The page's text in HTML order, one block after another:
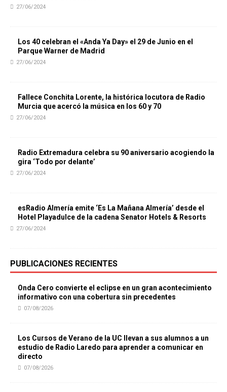
27/06/2024
Los 40 celebran el «Anda Ya Day» el 29 de Junio en el
Parque Warner de Madrid
27/06/2024
Fallece Conchita Lorente, la histórica locutora de Radio
Murcia que acercó la música en los 60 y 70
27/06/2024
Radio Extremadura celebra su 90 aniversario acogiendo la
gira ‘Todo por delante’
27/06/2024
esRadio Almería emite ‘Es La Mañana Almería’ desde el
Hotel Playadulce de la cadena Senator Hotels & Resorts
27/06/2024
PUBLICACIONES RECIENTES
Onda Cero convierte el eclipse en un gran acontecimiento
informativo con una cobertura sin precedentes
07/08/2026
Los Cursos de Verano de la UC llevan a sus alumnos a un
estudio de Radio Laredo para aprender a comunicar en
directo
07/08/2026